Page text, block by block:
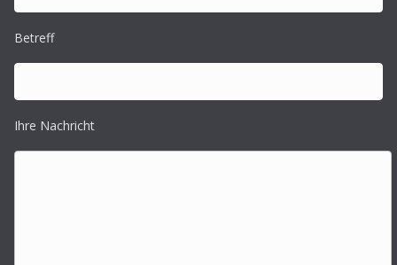
Betreff
Ihre Nachricht